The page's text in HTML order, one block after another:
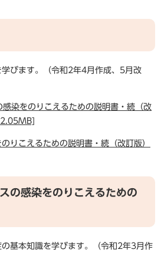
びます。（令和2年4月作成、5月改
染をのりこえるための説明書・続（改
りこえるための説明書・続（改訂版）
の感染をのりこえるための
基本知識を学びます。（令和2年3月作